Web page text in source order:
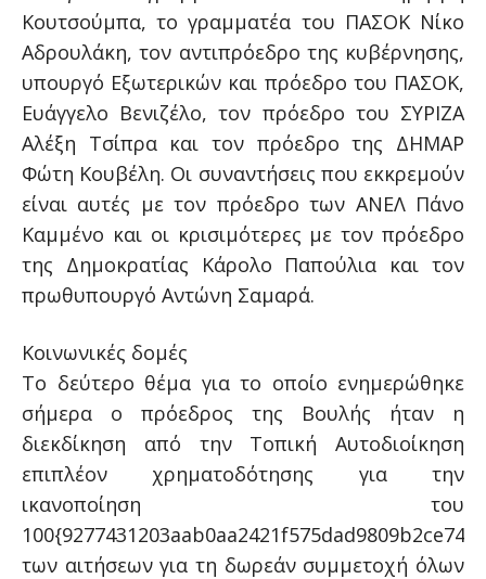
Κουτσούμπα, το γραμματέα του ΠΑΣΟΚ Νίκο
Αδρουλάκη, τον αντιπρόεδρο της κυβέρνησης,
υπουργό Εξωτερικών και πρόεδρο του ΠΑΣΟΚ,
Ευάγγελο Βενιζέλο, τον πρόεδρο του ΣΥΡΙΖΑ
Αλέξη Τσίπρα και τον πρόεδρο της ΔΗΜΑΡ
Φώτη Κουβέλη. Οι συναντήσεις που εκκρεμούν
είναι αυτές με τον πρόεδρο των ΑΝΕΛ Πάνο
Καμμένο και οι κρισιμότερες με τον πρόεδρο
της Δημοκρατίας Κάρολο Παπούλια και τον
πρωθυπουργό Αντώνη Σαμαρά.
Κοινωνικές δομές
Το δεύτερο θέμα για το οποίο ενημερώθηκε
σήμερα ο πρόεδρος της Βουλής ήταν η
διεκδίκηση από την Τοπική Αυτοδιοίκηση
επιπλέον χρηματοδότησης για την
ικανοποίηση του
των αιτήσεων για τη δωρεάν συμμετοχή όλων